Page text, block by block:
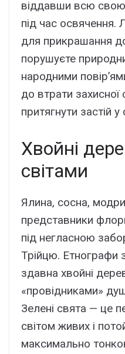
віддавши всю свою
під час освячення.
для прикрашання
порушуєте
народними
до втрати захисної
притягнути застій у
Хвойні
світами
Ялина, сосна,
представники
під негласною
Трійцю. Етнографи
здавна хвойні
«провідниками»
Зелені свята — це
світом живих і
максимально